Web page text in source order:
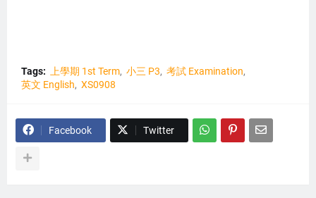
Tags: 上學期 1st Term 小三 P3
考試 Examination
英文 English
XS0908
Facebook Twitter